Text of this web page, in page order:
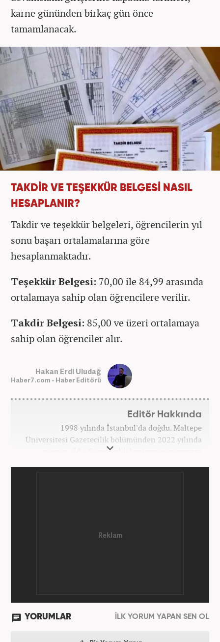
karne gününden birkaç gün önce
tamamlanacak.
TAKDİR VE TEŞEKKÜR BELGESİ NASIL
HESAPLANIR?
Takdir ve teşekkür belgeleri, öğrencilerin yıl
sonu başarı ortalamalarına göre
hesaplanmaktadır.
Teşekkür Belgesi: 70,00 ile 84,99 arasında
ortalamaya sahip olan öğrencilere verilir.
Takdir Belgesi: 85,00 ve üzeri ortalamaya
sahip olan öğrenciler alır.
Hakan Erdi Uludağ
Haber7.com - Haber Editörü
Editör Hakkında
1998 yılında İstanbul'da doğdu. Maltepe
Üniversitesi Gazetecilik bölümünden 2022 yılında
mezun oldu. Gazetecilik kariyerine üniversite
YORUMLAR İLK YORUM YAPAN SEN OL